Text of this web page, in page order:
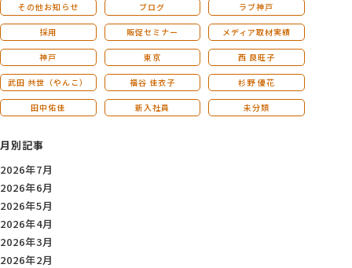
その他お知らせ ブログ ラブ神戸
採用 販促セミナー メディア取材実績
神戸 東京 西 良旺子
武田 共世（やんこ） 福谷 佳衣子 杉野 優花
田中佑佳 新入社員 未分類
月別記事
2026年7月
2026年6月
2026年5月
2026年4月
2026年3月
2026年2月